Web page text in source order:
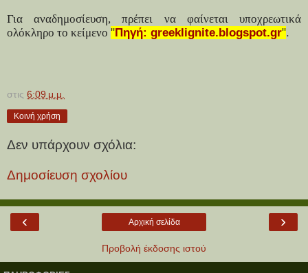
Για αναδημοσίευση, πρέπει να φαίνεται υποχρεωτικά
ολόκληρο το κείμενο "Πηγή: greeklignite.blogspot.gr".
στις 6:09 μ.μ.
Κοινή χρήση
Δεν υπάρχουν σχόλια:
Δημοσίευση σχολίου
‹ ›
Αρχική σελίδα
Προβολή έκδοσης ιστού